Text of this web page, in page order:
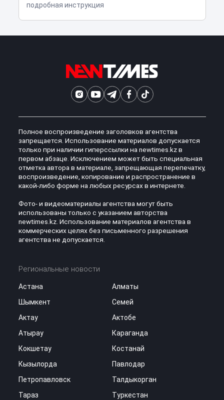
подробная инструкция
Полное воспроизведение заголовков агентства
запрещается. Использование материалов допускается
только при наличии гиперссылки на newtimes.kz в
первом абзаце. Исключением может быть специальная
отметка автора в материале, запрещающая перепечатку,
воспроизведение, копирование и распространение в
какой-либо форме на любых ресурсах в интернете.
Фото- и видеоматериалы агентства могут быть
использованы только с указанием авторства
newtimes.kz. Использование материалов агентства в
коммерческих целях без письменного разрешения
агентства не допускается.
Региональные новости
Астана
Алматы
Шымкент
Семей
Актау
Актобе
Атырау
Караганда
Кокшетау
Костанай
Кызылорда
Павлодар
Петропавловск
Талдыкорган
Тараз
Туркестан